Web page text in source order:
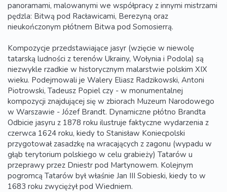
panoramami, malowanymi we współpracy z innymi mistrzami
pędzla: Bitwą pod Racławicami, Berezyną oraz
nieukończonym płótnem Bitwa pod Somosierrą.
Kompozycje przedstawiające jasyr (wzięcie w niewolę
tatarską ludności z terenów Ukrainy, Wołynia i Podola) są
niezwykle rzadkie w historycznym malarstwie polskim XIX
wieku. Podejmowali je Walery Eliasz Radzikowski, Antoni
Piotrowski, Tadeusz Popiel czy - w monumentalnej
kompozycji znajdującej się w zbiorach Muzeum Narodowego
w Warszawie - Józef Brandt. Dynamiczne płótno Brandta
Odbicie jasyru z 1878 roku ilustruje faktyczne wydarzenia z
czerwca 1624 roku, kiedy to Stanisław Koniecpolski
przygotował zasadzkę na wracających z zagonu (wypadu w
głąb terytorium polskiego w celu grabieży) Tatarów u
przeprawy przez Dniestr pod Martynowem. Kolejnym
pogromcą Tatarów był właśnie Jan III Sobieski, kiedy to w
1683 roku zwyciężył pod Wiedniem.